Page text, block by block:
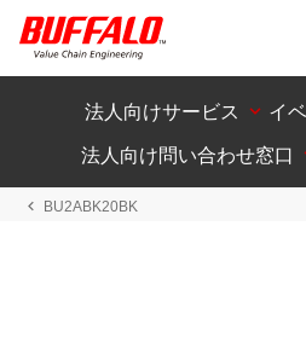
法人向けサービス
イ
法人向け問い合わせ窓口
BU2ABK20BK